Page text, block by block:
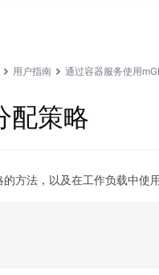
用户指南 通过容器服务使用
配策略
方法，以及在工作负载中使